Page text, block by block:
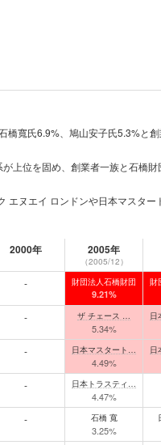
寬氏6.9%、鳩山安子氏5.3%と
上位を固め、創業者一族と石橋
ヌエイ ロンドンや日本マスター
2000年 2005年
（2005/12）
- 財団法人石橋財団
9.21%
財
- ザ チェース …
5.34%
日
- 日本マスタート…
4.49%
日
- 日本トラスティ…
4.47%
- 石橋 寬
3.25%